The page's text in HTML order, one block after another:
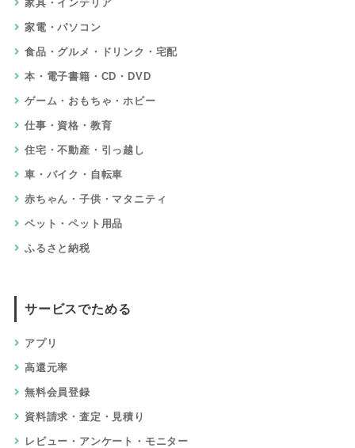
家具・インテリア
家電・パソコン
食品・グルメ・ドリンク・宅配
本・電子書籍・CD・DVD
ゲーム・おもちゃ・ホビー
仕事・資格・教育
住宅・不動産・引っ越し
車・バイク・自転車
赤ちゃん・子供・マタニティ
ペット・ペット用品
ふるさと納税
サービスでためる
アプリ
高還元率
無料会員登録
資料請求・査定・見積り
レビュー・アンケート・モニター